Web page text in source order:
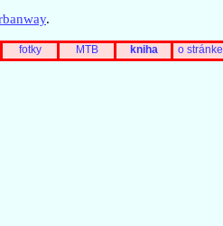
.
fotky MTB kniha o stránke